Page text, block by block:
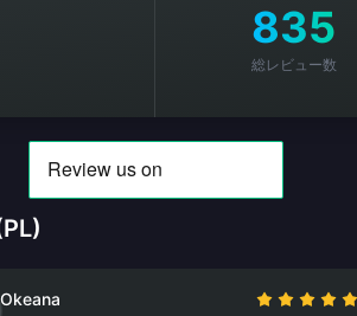
835
総レビュー数
Okeana